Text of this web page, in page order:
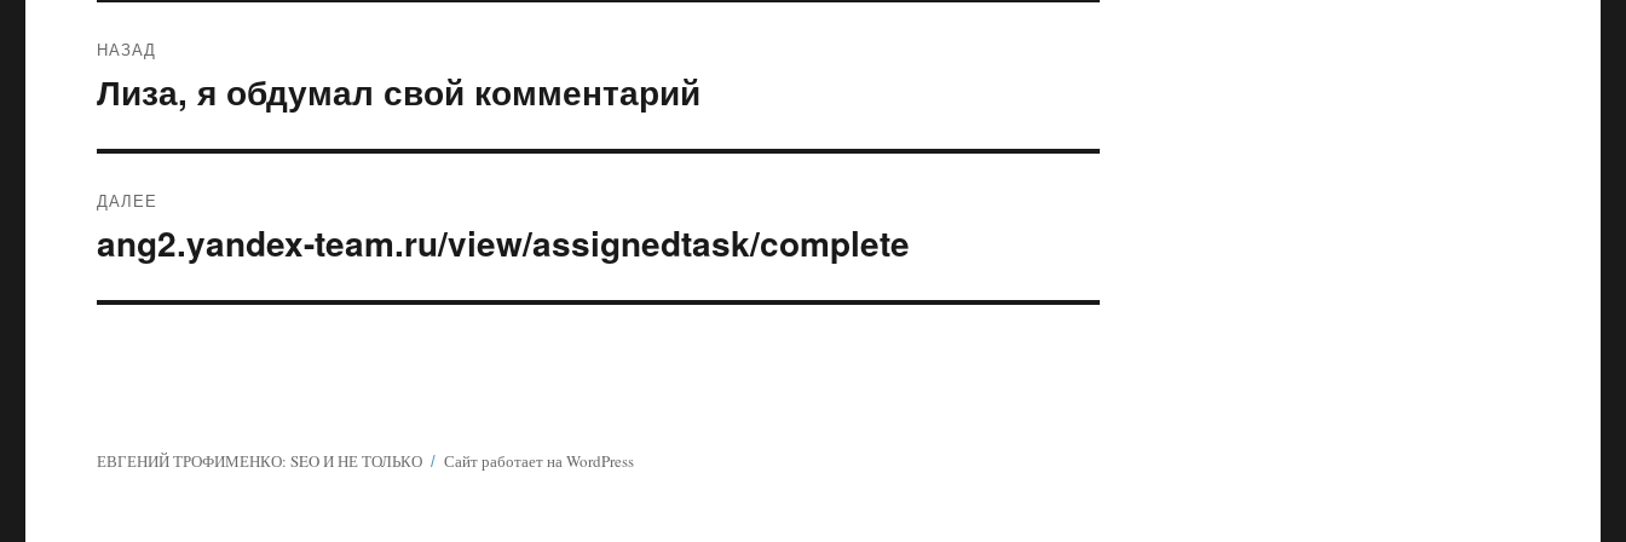
по
НАЗАД
Предыдущая
Лиза, я обдумал свой комментарий
ДАЛЕЕ
Следующая
запись:
ang2.yandex-team.ru/view/assignedtask/complete
ЕВГЕНИЙ ТРОФИМЕНКО: SEO И НЕ ТОЛЬКО Сайт работает на WordPress